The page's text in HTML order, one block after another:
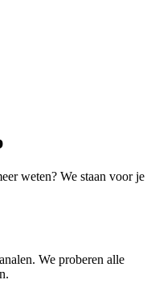
weten? We staan voor je
We proberen alle